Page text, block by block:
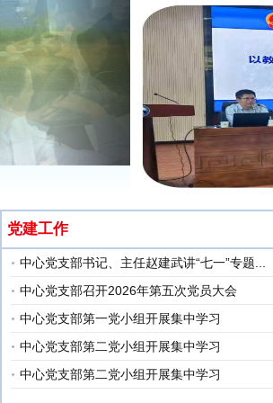
党建工作
中心党支部书记、主任赵建武讲“七一”专题...
中心党支部召开2026年第五次党员大会
中心党支部第一党小组开展集中学习
中心党支部第二党小组开展集中学习
中心党支部第二党小组开展集中学习